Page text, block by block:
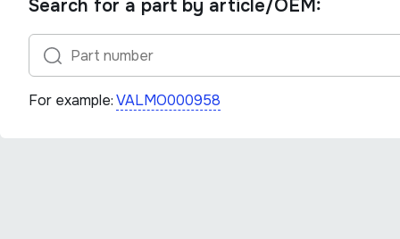
Search for a part by article/OEM:
For example:VALMO000958